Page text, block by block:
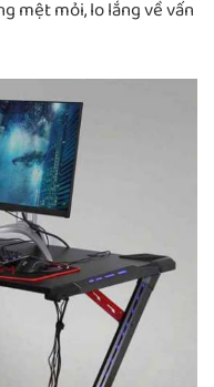
mệt mỏi, lo lắng về vấn